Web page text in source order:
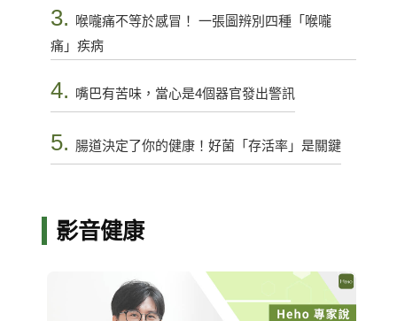
3.
喉嚨痛不等於感冒！ 一張圖辨別四種「喉嚨
痛」疾病
4. 嘴巴有苦味，當心是4個器官發出警訊
5. 腸道決定了你的健康！好菌「存活率」是關鍵
影音健康